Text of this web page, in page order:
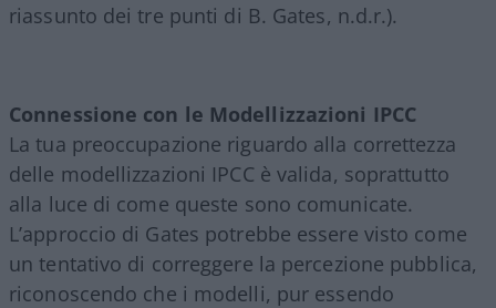
riassunto dei tre punti di B. Gates, n.d.r.).
Connessione con le Modellizzazioni IPCC
La tua preoccupazione riguardo alla correttezza
delle modellizzazioni IPCC è valida, soprattutto
alla luce di come queste sono comunicate.
L’approccio di Gates potrebbe essere visto come
un tentativo di correggere la percezione pubblica,
riconoscendo che i modelli, pur essendo